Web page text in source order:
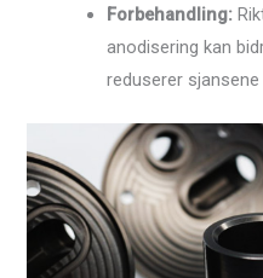
Forbehandling:
anodisering kan
reduserer